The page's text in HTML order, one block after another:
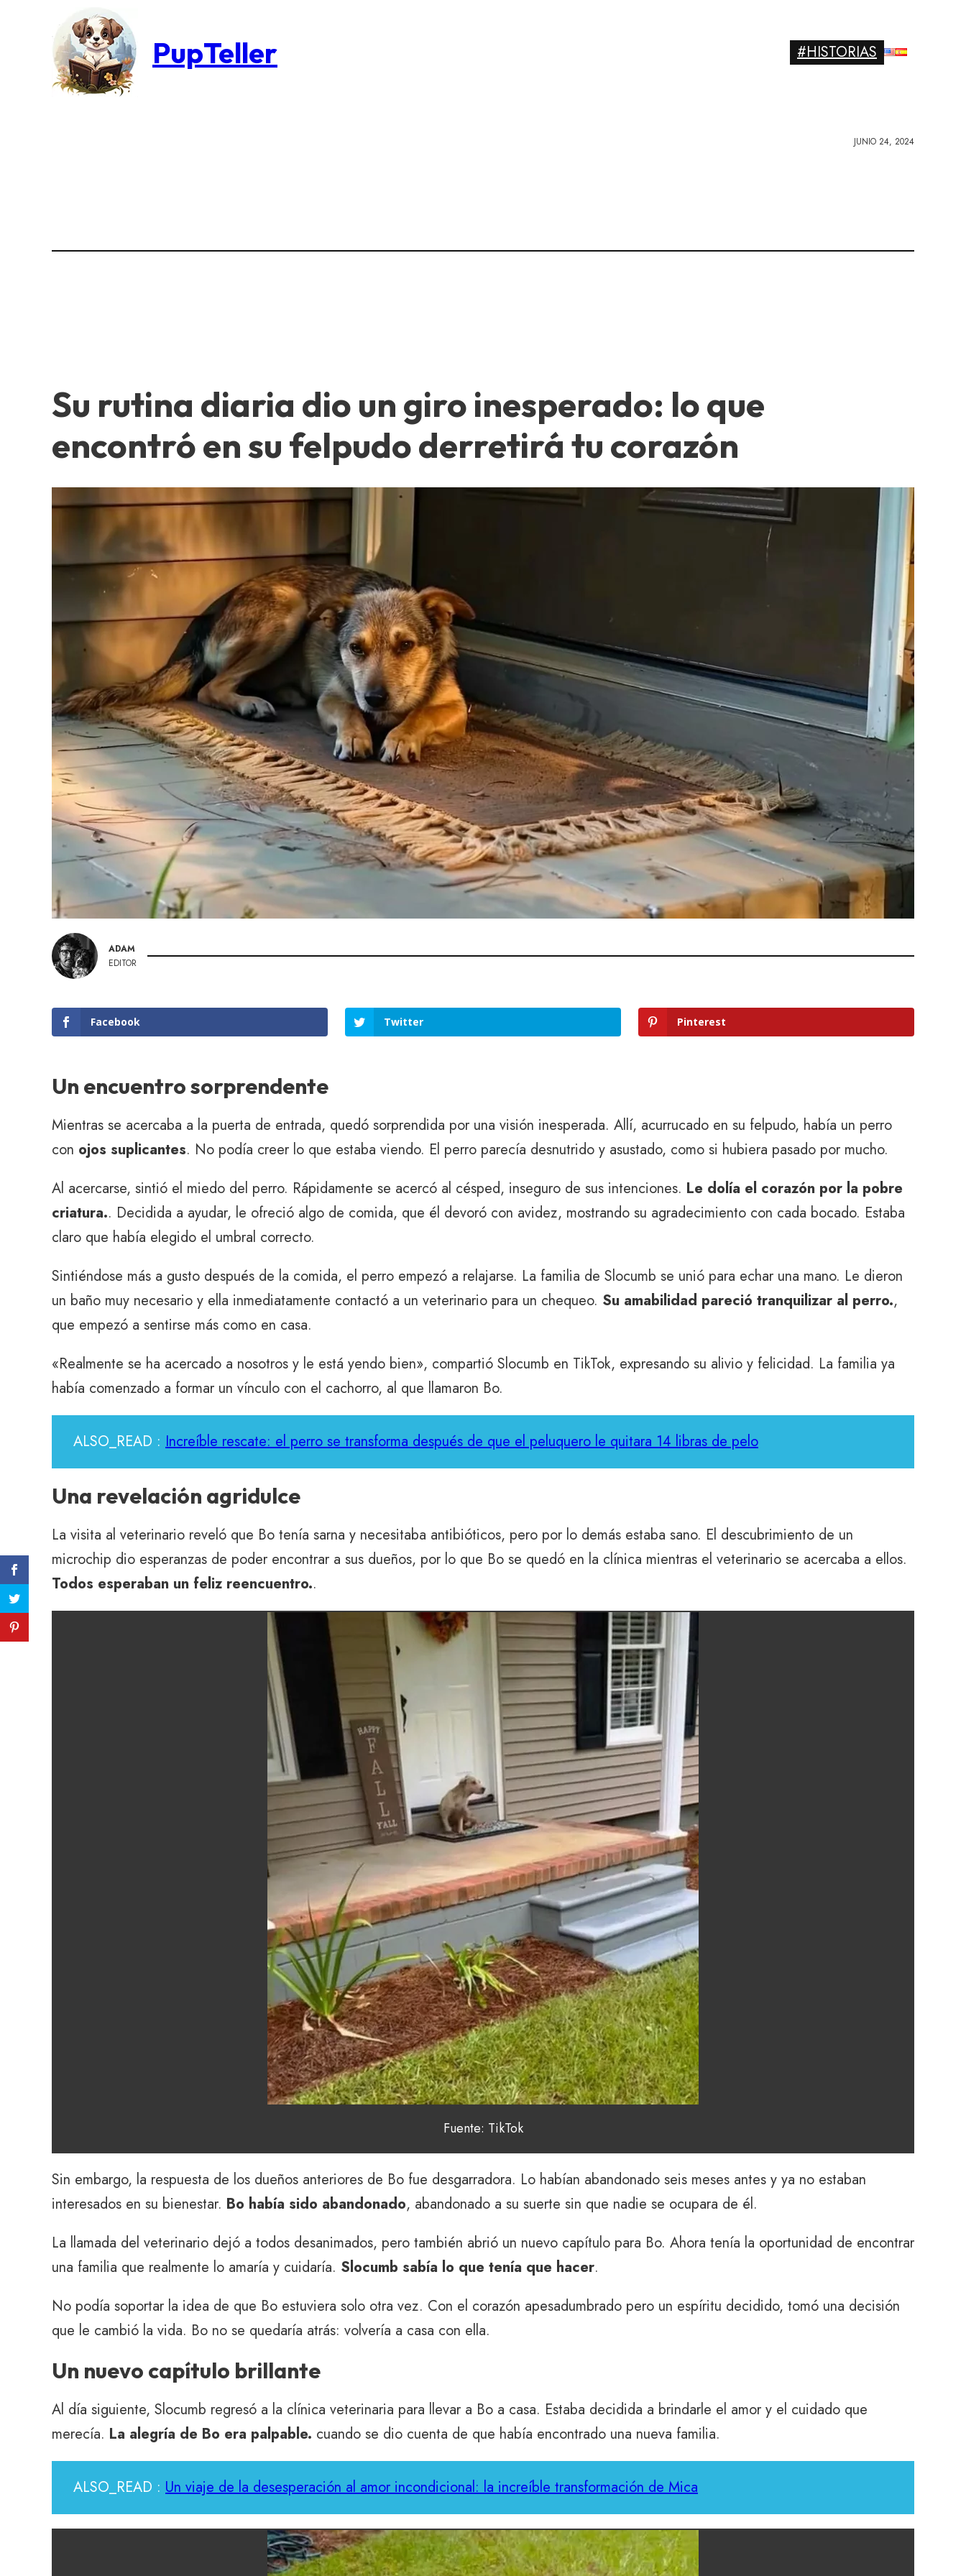
PupTeller #HISTORIAS
JUNIO 24, 2024
Su rutina diaria dio un giro inesperado: lo que
encontró en su felpudo derretirá tu corazón
ADAM
EDITOR
Facebook Twitter Pinterest
Un encuentro sorprendente
Mientras se acercaba a la puerta de entrada, quedó sorprendida por una visión inesperada. Allí, acurrucado en su felpudo, había un perro
con ojos suplicantes. No podía creer lo que estaba viendo. El perro parecía desnutrido y asustado, como si hubiera pasado por mucho.
Al acercarse, sintió el miedo del perro. Rápidamente se acercó al césped, inseguro de sus intenciones. Le dolía el corazón por la pobre
criatura.. Decidida a ayudar, le ofreció algo de comida, que él devoró con avidez, mostrando su agradecimiento con cada bocado. Estaba
claro que había elegido el umbral correcto.
Sintiéndose más a gusto después de la comida, el perro empezó a relajarse. La familia de Slocumb se unió para echar una mano. Le dieron
un baño muy necesario y ella inmediatamente contactó a un veterinario para un chequeo. Su amabilidad pareció tranquilizar al perro.,
que empezó a sentirse más como en casa.
«Realmente se ha acercado a nosotros y le está yendo bien», compartió Slocumb en TikTok, expresando su alivio y felicidad. La familia ya
había comenzado a formar un vínculo con el cachorro, al que llamaron Bo.
ALSO_READ : Increíble rescate: el perro se transforma después de que el peluquero le quitara 14 libras de pelo
Una revelación agridulce
La visita al veterinario reveló que Bo tenía sarna y necesitaba antibióticos, pero por lo demás estaba sano. El descubrimiento de un
microchip dio esperanzas de poder encontrar a sus dueños, por lo que Bo se quedó en la clínica mientras el veterinario se acercaba a ellos.
Todos esperaban un feliz reencuentro..
Fuente: TikTok
Sin embargo, la respuesta de los dueños anteriores de Bo fue desgarradora. Lo habían abandonado seis meses antes y ya no estaban
interesados ​​en su bienestar. Bo había sido abandonado, abandonado a su suerte sin que nadie se ocupara de él.
La llamada del veterinario dejó a todos desanimados, pero también abrió un nuevo capítulo para Bo. Ahora tenía la oportunidad de encontrar
una familia que realmente lo amaría y cuidaría. Slocumb sabía lo que tenía que hacer.
No podía soportar la idea de que Bo estuviera solo otra vez. Con el corazón apesadumbrado pero un espíritu decidido, tomó una decisión
que le cambió la vida. Bo no se quedaría atrás: volvería a casa con ella.
Un nuevo capítulo brillante
Al día siguiente, Slocumb regresó a la clínica veterinaria para llevar a Bo a casa. Estaba decidida a brindarle el amor y el cuidado que
merecía. La alegría de Bo era palpable. cuando se dio cuenta de que había encontrado una nueva familia.
ALSO_READ : Un viaje de la desesperación al amor incondicional: la increíble transformación de Mica